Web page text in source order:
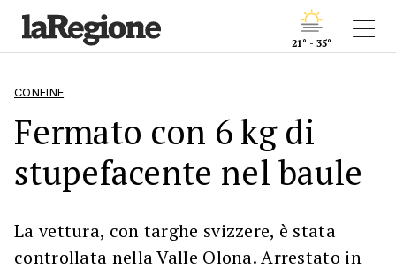
21° - 35°
CONFINE
Fermato con 6 kg di
stupefacente nel baule
La vettura, con targhe svizzere, è stata
controllata nella Valle Olona. Arrestato in